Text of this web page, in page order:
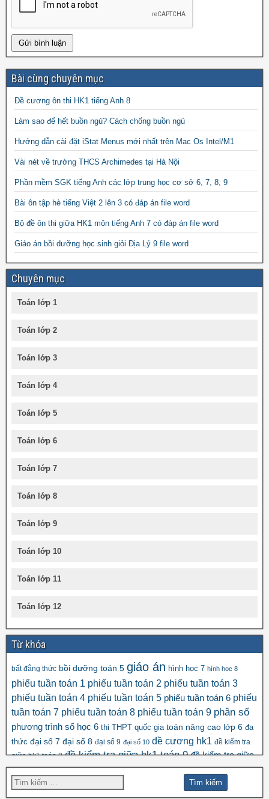
Bài cùng chuyên mục
Đề cương ôn thi HK1 tiếng Anh 8
Làm sao để hết buồn ngủ? Cách chống buồn ngủ
Hướng dẫn cài đặt iStat Menus mới nhất trên Mac Os Intel/M1
Vài nét về trường THCS Archimedes tại Hà Nội
Phần mềm SGK tiếng Anh các lớp trung học cơ sở 6, 7, 8, 9
Bài ôn tập hè tiếng Việt 2 lên 3 có đáp án file word
Bộ đề ôn thi giữa HK1 môn tiếng Anh 7 có đáp án file word
Giáo án bồi dưỡng học sinh giỏi Địa Lý 9 file word
Chuyên mục
Toán lớp 1
Toán lớp 2
Toán lớp 3
Toán lớp 4
Toán lớp 5
Toán lớp 6
Toán lớp 7
Toán lớp 8
Toán lớp 9
Toán lớp 10
Toán lớp 11
Toán lớp 12
Từ khóa
bất đẳng thức bồi dưỡng toán 5 giáo án hình học 7 hình học 8
phiếu tuần toán 1 phiếu tuần toán 2 phiếu tuần toán 3
phiếu tuần toán 4 phiếu tuần toán 5 phiếu tuần toán 6 phiếu
tuần toán 7 phiếu tuần toán 8 phiếu tuần toán 9 phân số
phương trình số học 6 thi THPT quốc gia toán nâng cao lớp 6 đa
thức đại số 7 đại số 8 đại số 9 đại số 10 đề cương hk1 đề kiểm tra
giữa hk1 toán 8 đề kiểm tra giữa hk1 toán 9 đề kiểm tra giữa
hk2 toán 9 đề kscl đề thi hk1 toán 6 đề thi hk1 toán 7
đề thi hk1 toán 8 đề thi hk1 toán 9 đề thi hk2 toán